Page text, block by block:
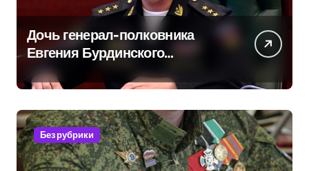
Дочь генерал-полковника
Евгения Бурдинского
оказывает платные услуги по
вопросам военной службы и
бронирования
Без рубрики